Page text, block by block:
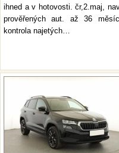
ihned a v hotovosti. čr,2.maj,
prověřených aut. až 36
kontrola najetých…